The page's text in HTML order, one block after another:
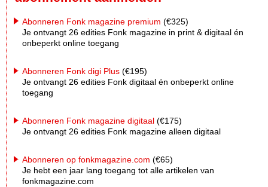
Abonneren Fonk magazine premium (€325)
Je ontvangt 26 edities Fonk magazine in print & digitaal én
onbeperkt online toegang
Abonneren Fonk digi Plus (€195)
Je ontvangt 26 edities Fonk digitaal én onbeperkt online
toegang
Abonneren Fonk magazine digitaal (€175)
Je ontvangt 26 edities Fonk magazine alleen digitaal
Abonneren op fonkmagazine.com (€65)
Je hebt een jaar lang toegang tot alle artikelen van
fonkmagazine.com